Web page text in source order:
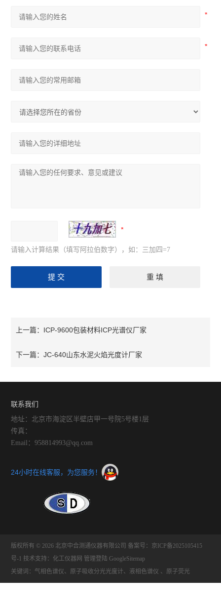
请输入计算结果（填写阿拉伯数字），如：三加四=7
上一篇： ICP-9600包装材料ICP光谱仪厂家
下一篇：JC-640山东水泥火焰光度计厂家
联系我们
地址：北京市海淀区半壁店甲一号院5号楼1层
传真：
Email：958814993@qq.com
24小时在线客服，为您服务！
版权所有 © 2026 北京中合测通仪器有限公司 备案号：京ICP备2025105415
号-1 技术支持： 化工仪器网 管理登陆 GoogleSitemap
关键词：气相色谱仪、原子吸收分光光度计、液相色谱仪 、原子荧光